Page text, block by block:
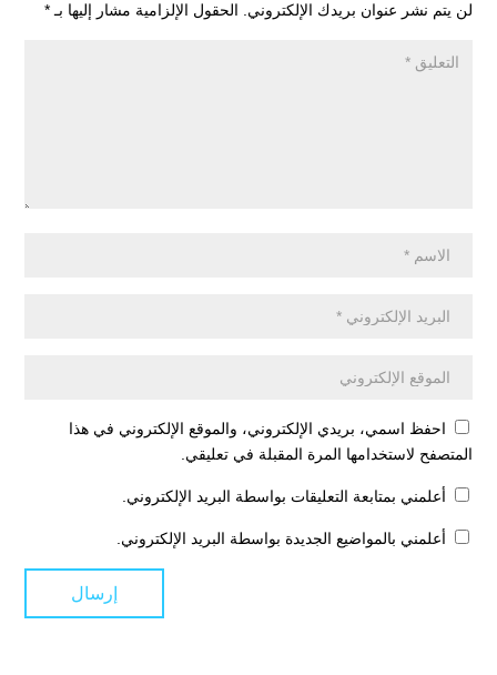
لن يتم نشر عنوان بريدك الإلكتروني. الحقول الإلزامية مشار إليها بـ *
احفظ اسمي، بريدي الإلكتروني، والموقع الإلكتروني في هذا
المتصفح لاستخدامها المرة المقبلة في تعليقي.
أعلمني بمتابعة التعليقات بواسطة البريد الإلكتروني.
أعلمني بالمواضيع الجديدة بواسطة البريد الإلكتروني.